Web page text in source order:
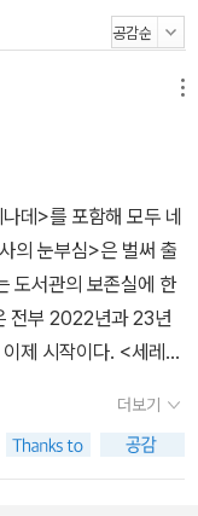
데>를 포함해 모두 네
의 눈부심>은 벌써 출
도서관의 보존실에 한
전부 2022년과 23년
제 시작이다. <세레나
예의 콘야에서, 나중
태어났다. 아버지를
한 민속 문화를 섭취했
더보기